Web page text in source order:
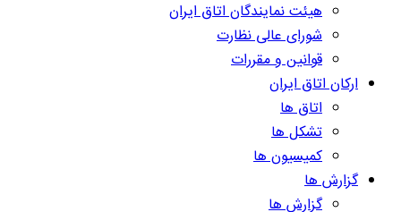
هیئت نمایندگان اتاق ایران
شورای عالی نظارت
قوانین و مقررات
ارکان اتاق ایران
اتاق ها
تشکل ها
کمیسیون ها
گزارش ها
گزارش ها